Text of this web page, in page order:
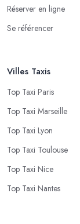
Réserver en ligne
Se référencer
Villes Taxis
Top Taxi Paris
Top Taxi Marseille
Top Taxi Lyon
Top Taxi Toulouse
Top Taxi Nice
Top Taxi Nantes